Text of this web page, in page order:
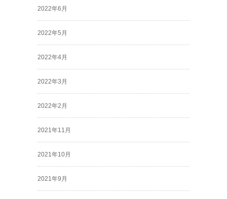
2022年6月
2022年5月
2022年4月
2022年3月
2022年2月
2021年11月
2021年10月
2021年9月